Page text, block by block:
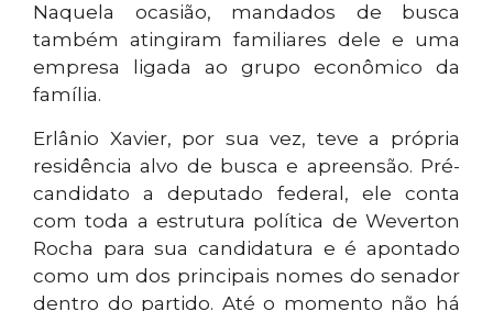
Naquela ocasião, mandados de busca
também atingiram familiares dele e uma
empresa ligada ao grupo econômico da
família.
Erlânio Xavier, por sua vez, teve a própria
residência alvo de busca e apreensão. Pré-
candidato a deputado federal, ele conta
com toda a estrutura política de Weverton
Rocha para sua candidatura e é apontado
como um dos principais nomes do senador
dentro do partido. Até o momento não há